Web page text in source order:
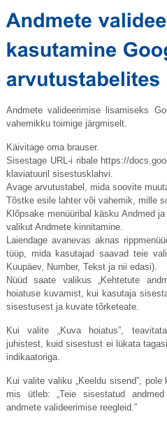
Andmete valideerimise lisamiseks
vahemikku toimige järgmiselt.
Käivitage oma brauser.
Sisestage URL-i ribale https://
klaviatuuril sisestusklahvi.
Avage arvutustabel, mida soovite
Tõstke esile lahter või vahemik, mille
Klõpsake menüüribal käsku Andmed
valikut Andmete kinnitamine.
Laiendage avanevas aknas
tüüp, mida kasutajad saavad teie
Kuupäev, Number, Tekst ja nii edasi).
Nüüd saate valikus „Kehtetute
hoiatuse kuvamist, kui kasutaja
sisestusest ja kuvate tõrketeate.
Kui valite „Kuva hoiatus”,
juhistest, kuid sisestust ei lükata
indikaatoriga.
Kui valite valiku „Keeldu sisend”,
mis ütleb: „Teie sisestatud
andmete valideerimise reegleid.”